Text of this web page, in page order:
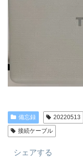
備忘録 20220513
接続ケーブル
シェアする